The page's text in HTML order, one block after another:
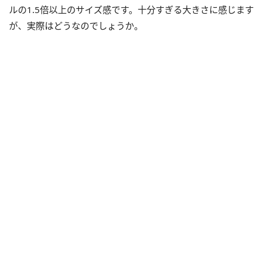
ルの1.5倍以上のサイズ感です。十分すぎる大きさに感じます
が、実際はどうなのでしょうか。